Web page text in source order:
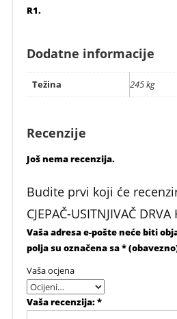
R1.
Dodatne informacije
Težina 245 kg
Recenzije
Još nema recenzija.
Budite prvi koji će
CJEPAČ-USITNJIVAČ
Vaša adresa e-pošte neće biti
polja su označena sa*
Vaša ocjena
Vaša recenzija:*